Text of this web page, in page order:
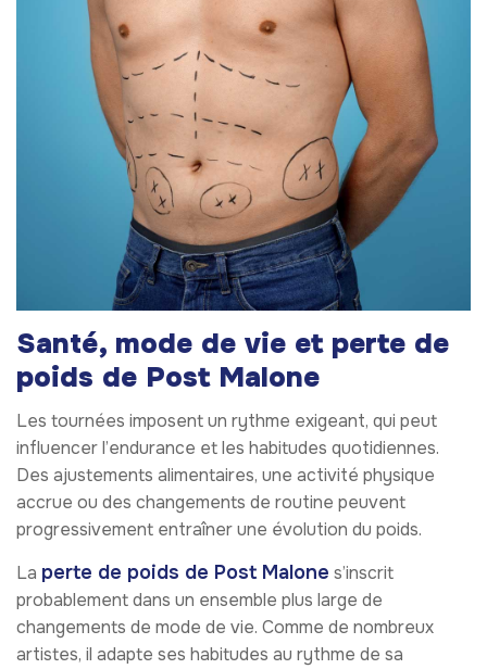
Santé, mode de vie et perte de
poids de Post Malone
Les tournées imposent un rythme exigeant, qui peut
influencer l’endurance et les habitudes quotidiennes.
Des ajustements alimentaires, une activité physique
accrue ou des changements de routine peuvent
progressivement entraîner une évolution du poids.
La perte de poids de Post Malone s’inscrit
probablement dans un ensemble plus large de
changements de mode de vie. Comme de nombreux
artistes, il adapte ses habitudes au rythme de sa